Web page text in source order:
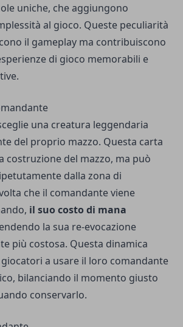
uniche, che aggiungono
al gioco. Queste peculiarità
il gameplay ma contribuiscono
di gioco memorabili e
una creatura leggendaria
del proprio mazzo. Questa carta
costruzione del mazzo, ma può
dalla zona di
che il comandante viene
il suo costo di mana
la sua re-evocazione
più costosa. Questa dinamica
a usare il loro comandante
bilanciando il momento giusto
conservarlo.